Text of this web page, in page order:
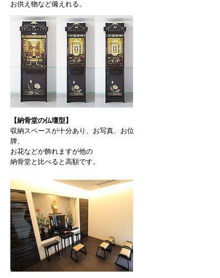
お供え物など備えれる。
【納骨堂の仏壇型】
収納スペースが十分あり、お写真、お位
牌、
お花などが飾れますが他の
納骨堂と比べると高額です。